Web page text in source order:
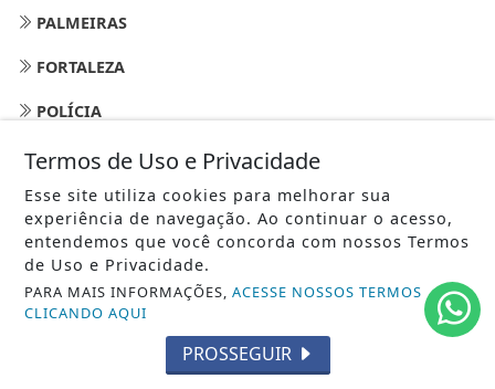
PALMEIRAS
FORTALEZA
POLÍCIA
TEMPO - METEOROLOGIA
AVIAÇÃO
OPERÁRIO
MARINGÁ FUTEBOL CLUBE
Termos de Uso e Privacidade
Esse site utiliza cookies para melhorar sua
experiência de navegação. Ao continuar o acesso,
entendemos que você concorda com nossos Termos
de Uso e Privacidade.
PARA MAIS INFORMAÇÕES,ACESSE NOSSOS TERMOS
CLICANDO AQUI
PROSSEGUIR